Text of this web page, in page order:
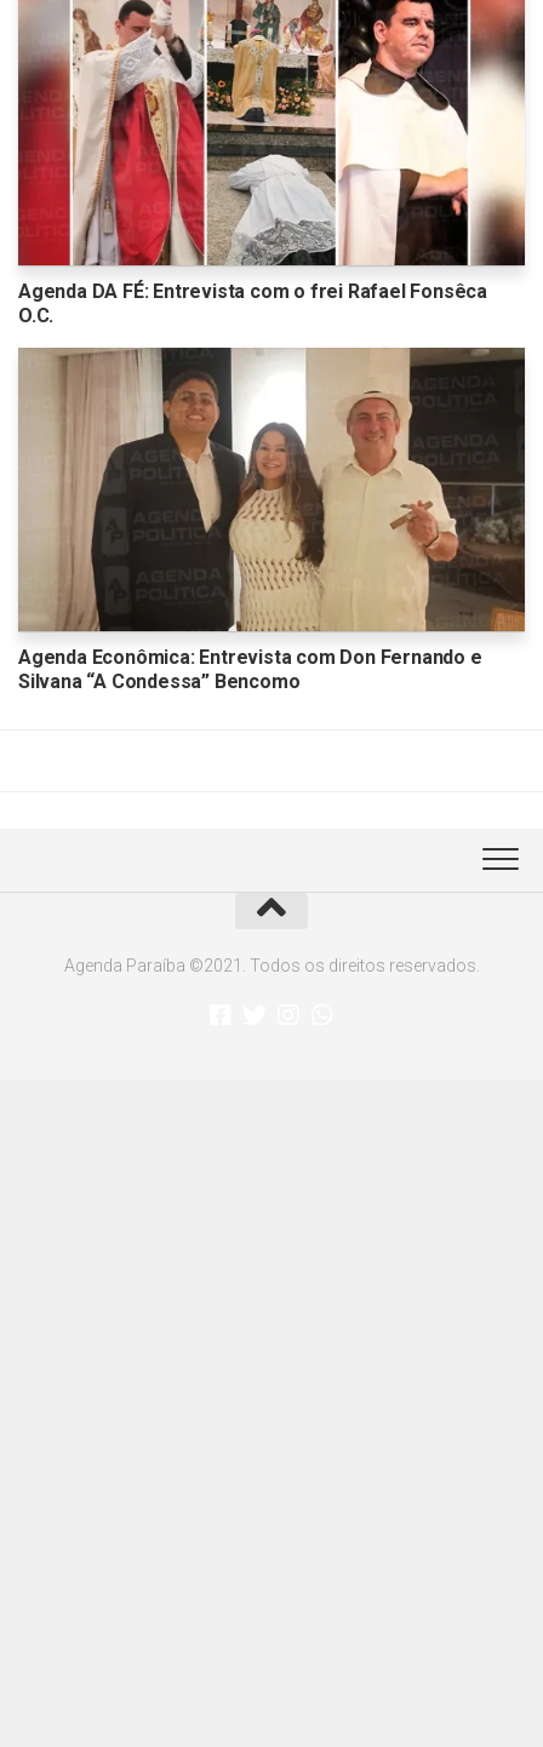
Agenda DA FÉ: Entrevista com o frei Rafael Fonsêca
O.C.
Agenda Econômica: Entrevista com Don Fernando e
Silvana “A Condessa” Bencomo
Agenda Paraíba ©2021. Todos os direitos reservados.